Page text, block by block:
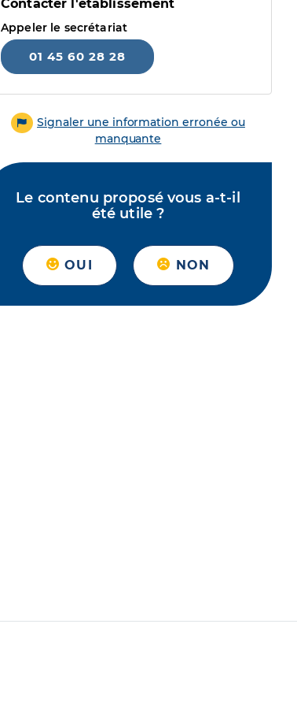
Contacter l'établissement
Appeler le secrétariat
01 45 60 28 28
Signaler une information erronée ou
manquante
Le contenu proposé vous a-t-il
été utile ?
OUI NON